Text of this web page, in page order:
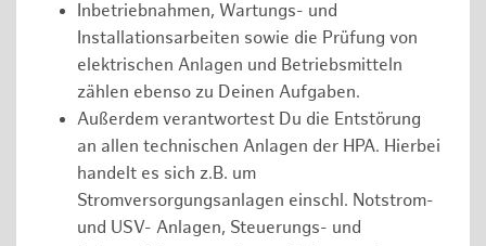
Inbetriebnahmen, Wartungs- und
Installationsarbeiten sowie die Prüfung von
elektrischen Anlagen und Betriebsmitteln
zählen ebenso zu Deinen Aufgaben.
Außerdem verantwortest Du die Entstörung
an allen technischen Anlagen der HPA. Hierbei
handelt es sich z.B. um
Stromversorgungsanlagen einschl. Notstrom-
und USV- Anlagen, Steuerungs- und